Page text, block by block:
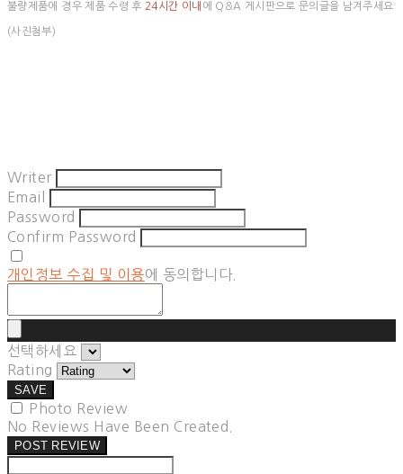
불량제품에 경우 제품 수령 후 24시간 이내 에 Q&A 게시판으로 문의글을 남겨주세요
(사진첨부)
Writer
Email
Password
Confirm Password
개인정보 수집 및 이용에 동의합니다.
선택하세요
Rating
SAVE
Photo Review
No Reviews Have Been Created.
POST REVIEW